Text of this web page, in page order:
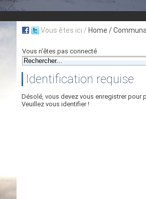
Vous êtes ici / Home /
Vous n'êtes pas connecté
Identification requise
Désolé, vous devez vous enregistrer pour
Veuillez vous identifier !